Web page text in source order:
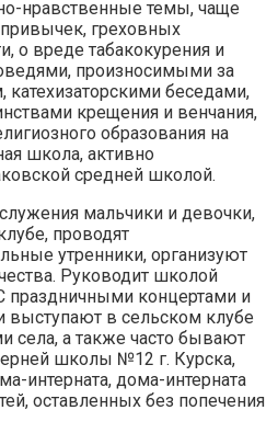
нравственные темы, чаще
греховных
о вреде табакокурения и
произносимыми за
беседами,
крещения и венчания,
образования на
школа, активно
средней школой.
мальчики и девочки,
проводят
утренники, организуют
Руководит школой
праздничными концертами и
выступают в сельском клубе
села, а также часто бывают
школы №12 г. Курска,
интерната, дома-интерната
оставленных без попечения